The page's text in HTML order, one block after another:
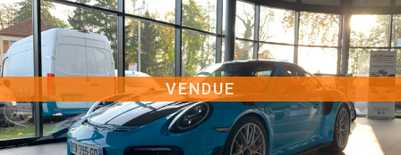
VENDUE